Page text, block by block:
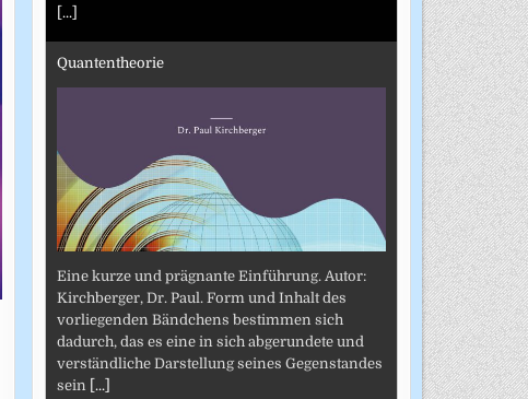
[...]
Quantentheorie
Eine kurze und prägnante Einführung. Autor:
Kirchberger, Dr. Paul. Form und Inhalt des
vorliegenden Bändchens bestimmen sich
dadurch, das es eine in sich abgerundete und
verständliche Darstellung seines Gegenstandes
sein [...]